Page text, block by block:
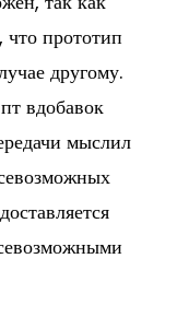
что прототип
другому.
вдобавок
мыслил